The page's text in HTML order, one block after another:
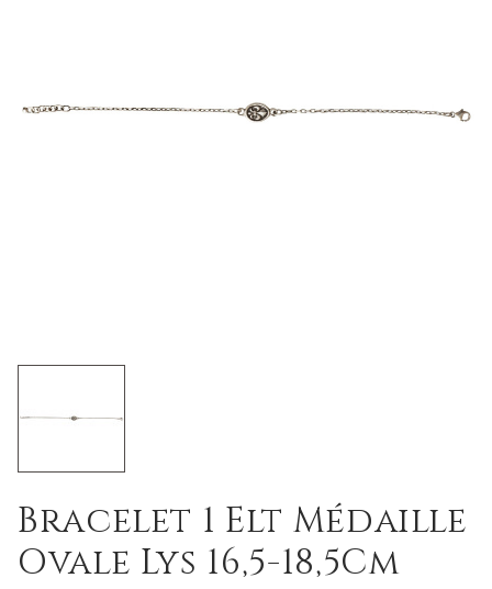
Bracelet 1 Elt Médaille
Ovale Lys 16,5-18,5Cm